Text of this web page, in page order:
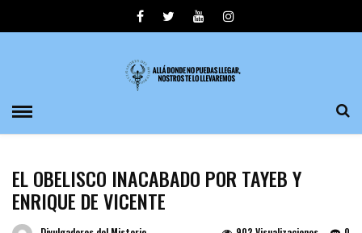
EL OBELISCO INACABADO POR TAYEB Y
ENRIQUE DE VICENTE